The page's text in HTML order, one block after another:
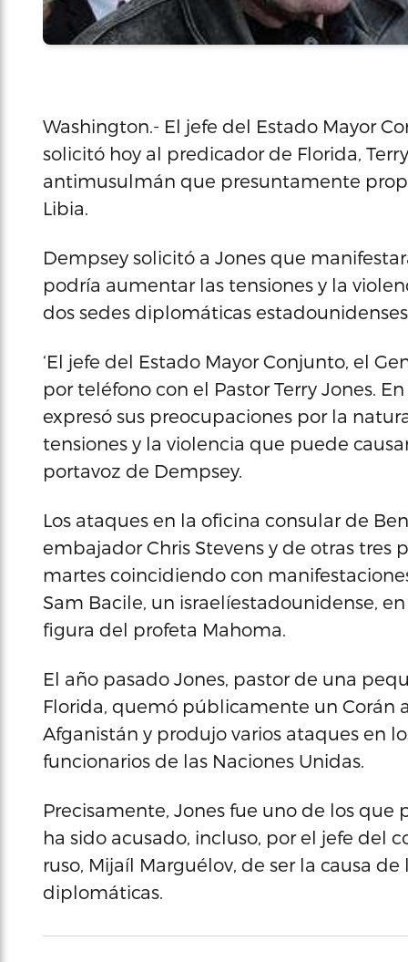
Washington.- El jefe del Estado Mayor
solicitó hoy al predicador de Florida,
antimusulmán que presuntamente
Libia.
Dempsey solicitó a Jones que
podría aumentar las tensiones y la
dos sedes diplomáticas
‘El jefe del Estado Mayor Conjunto, el
por teléfono con el Pastor Terry Jones.
expresó sus preocupaciones por la
tensiones y la violencia que puede
portavoz de Dempsey.
Los ataques en la oficina consular de
embajador Chris Stevens y de otras tres
martes coincidiendo con
Sam Bacile, un israelíestadounidense,
figura del profeta Mahoma.
El año pasado Jones, pastor de una
Florida, quemó públicamente un Corán
Afganistán y produjo varios ataques en
funcionarios de las Naciones Unidas.
Precisamente, Jones fue uno de los
ha sido acusado, incluso, por el jefe del
ruso, Mijaíl Marguélov, de ser la causa
diplomáticas.